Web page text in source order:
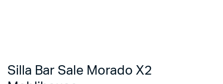
Silla Bar Sale Morado X2